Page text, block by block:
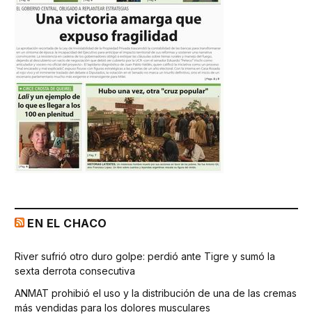
EN EL CHACO
River sufrió otro duro golpe: perdió ante Tigre y sumó la
sexta derrota consecutiva
ANMAT prohibió el uso y la distribución de una de las cremas
más vendidas para los dolores musculares